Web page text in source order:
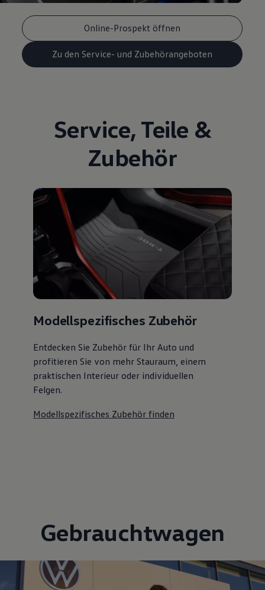
Online-Prospekt öffnen
Zu den Service- und Zubehörangeboten
Service, Teile &
Zubehör
Modellspezifisches Zubehör
Entdecken Sie Zubehör für Ihr Auto und
profitieren Sie von mehr Stauraum, einem
praktischen Interieur oder individuellen
Felgen.
Modellspezifisches Zubehör finden
Gebrauchtwagen